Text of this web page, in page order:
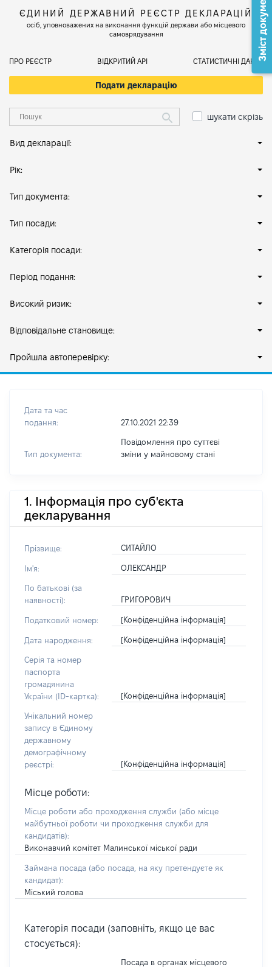
ЄДИНИЙ ДЕРЖАВНИЙ РЕЄСТР ДЕКЛАРАЦІЙ
осіб, уповноважених на виконання функцій держави або місцевого
самоврядування
ПРО РЕЄСТР ВІДКРИТИЙ АРІ СТАТИСТИЧНІ ДАНІ
Подати декларацію
шукати скрізь
Вид декларації:
Рік:
Тип документа:
Тип посади:
Категорія посади:
Період подання:
Високий ризик:
Відповідальне становище:
Пройшла автоперевірку:
Дата та час
подання:
27.10.2021 22:39
Тип документа:
Повідомлення про суттєві
зміни y майновому стані
1. Інформація про суб'єкта
декларування
Прізвище: СИТАЙЛО
Ім'я: ОЛЕКСАНДР
По батькові (за
наявності):
ГРИГОРОВИЧ
Податковий номер: [Конфіденційна інформація]
Дата народження: [Конфіденційна інформація]
Серія та номер
паспорта
громадянина
України (ID-картка):
[Конфіденційна інформація]
Унікальний номер
запису в Єдиному
державному
демографічному
реєстрі:
[Конфіденційна інформація]
Місце роботи:
Місце роботи або проходження служби (або місце
майбутньої роботи чи проходження служби для
кандидатів):
Виконавчий комітет Малинської міської ради
Займана посада (або посада, на яку претендуєте як
кандидат):
Міський голова
Категорія посади (заповніть, якщо це вас
стосується):
Посада в органах місцевого
Зміст документа